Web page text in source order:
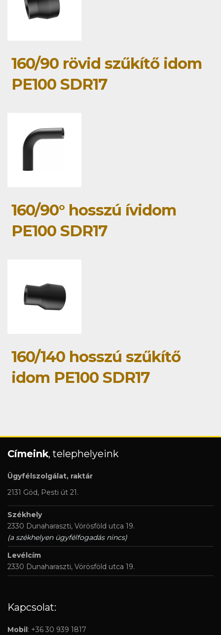
160/90 rövid szűkítő idom
PE100 SDR17
160/90° hosszú ívidom
PE100 SDR17
160/140 hosszú szűkítő
idom PE100 SDR17
Címeink, telephelyeink
Ügyfélszolgálat, raktár
2131 Göd, Pesti út 21.
Székhely
2330 Dunaharaszti, Vörösföld utca 19.
(a székhelyen ügyfélfogadás nincs)
Levélcím
2330 Dunaharaszti, Vörösföld utca 19.
Kapcsolat:
Mobil : +36 30 939 1817